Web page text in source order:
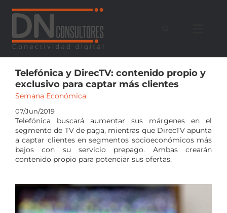
contenido
Telefónica y DirecTV: contenido propio y
exclusivo para captar más clientes
Semana Económica
07/Jun/2019
Telefónica buscará aumentar sus márgenes en el
segmento de TV de paga, mientras que DirecTV apunta
a captar clientes en segmentos socioeconómicos más
bajos con su servicio prepago. Ambas crearán
contenido propio para potenciar sus ofertas.